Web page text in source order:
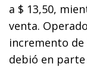
a $ 13,50,
venta.
incremento
debió en parte